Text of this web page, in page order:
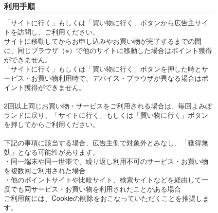
利用手順
「サイトに行く」もしくは「買い物に行く」ボタンから広告主サイ
トを訪問し、ご利用ください。
サイトに移動してからお申し込みやお買い物が完了するまでの間
に、同じブラウザ（※）で他のサイトに移動した場合はポイント獲得
ができません。
「サイトに行く」もしくは「買い物に行く」ボタンを押した時とサ
ービス・お買い物利用時で、デバイス・ブラウザが異なる場合はポ
イント獲得ができません。
2回以上同じお買い物・サービスをご利用される場合は、毎回よみぽ
ランドに戻り、「サイトに行く」もしくは「買い物に行く」ボタン
を押してからご利用ください。
下記の事項に該当する場合、広告主側で対象外とみなし、「獲得無
効」となる可能性があります。
・同一端末や同一世帯で、繰り返し利用不可のサービス・お買い物
を複数回ご利用された場合
・他のポイントサイトや比較サイト、検索サイトなどを経由して一
度でも同サービス・お買い物を利用されたことがある場合
ご利用前には、Cookieの削除をおこなっていただくことを推奨しま
す。